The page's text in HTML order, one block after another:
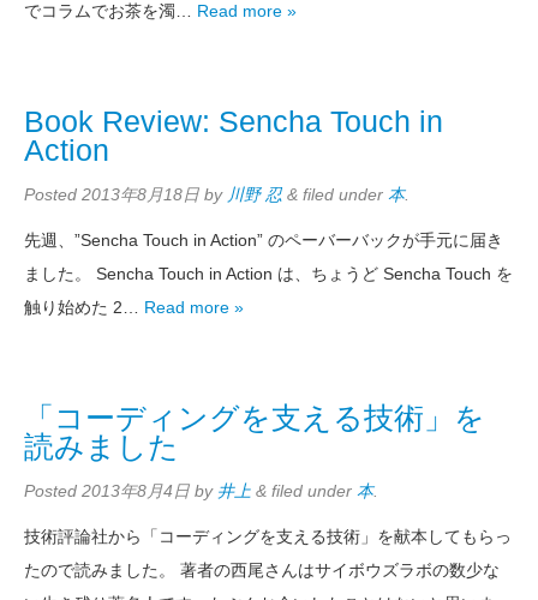
でコラムでお茶を濁… Read more »
Book Review: Sencha Touch in
Action
Posted 2013年8月18日 by 川野 忍 & filed under 本.
先週、”Sencha Touch in Action” のペーバーバックが手元に届き
ました。 Sencha Touch in Action は、ちょうど Sencha Touch を
触り始めた 2… Read more »
「コーディングを支える技術」を
読みました
Posted 2013年8月4日 by 井上 & filed under 本.
技術評論社から「コーディングを支える技術」を献本してもらっ
たので読みました。 著者の西尾さんはサイボウズラボの数少な